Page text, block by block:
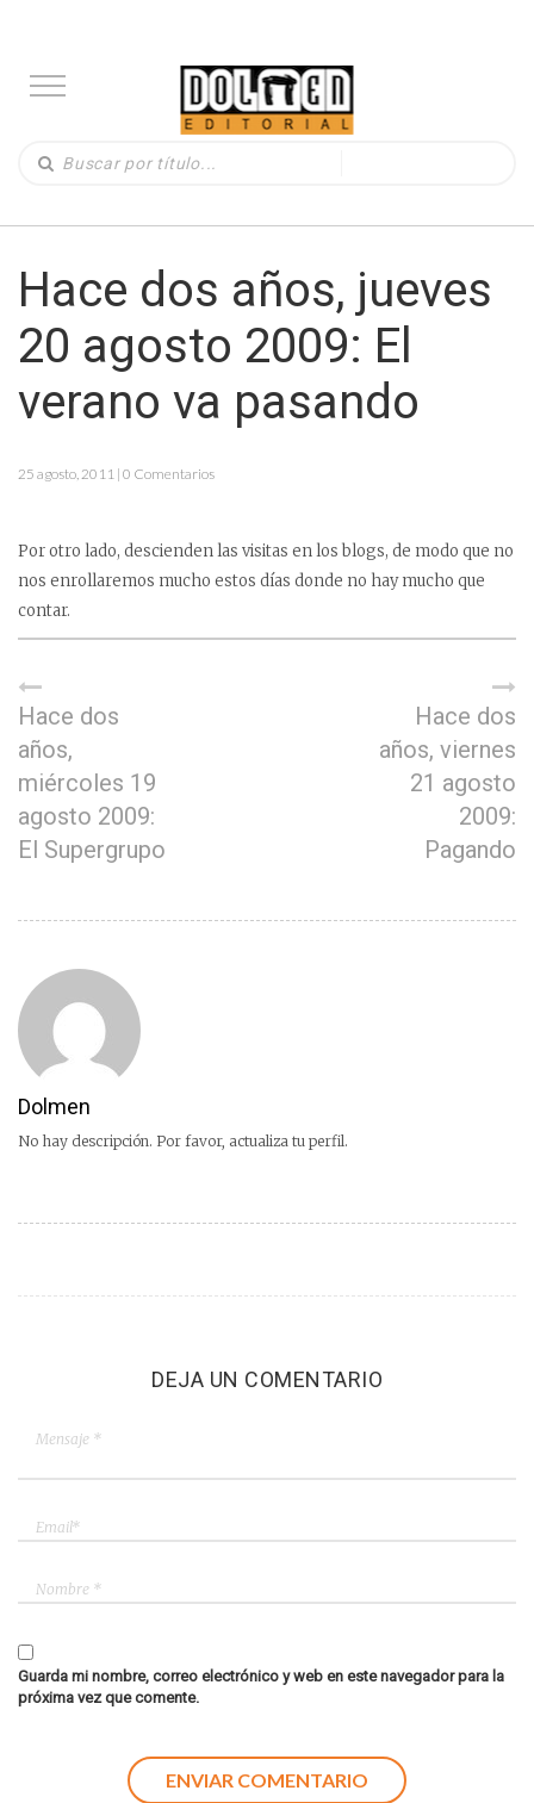
Hace dos años, jueves
20 agosto 2009: El
verano va pasando
25 agosto, 2011 | 0 Comentarios
Por otro lado, descienden las visitas en los blogs, de modo que no
nos enrollaremos mucho estos días donde no hay mucho que
contar.
Hace dos
años,
miércoles 19
agosto 2009:
El Supergrupo
Hace dos
años, viernes
21 agosto
2009:
Pagando
Dolmen
No hay descripción. Por favor, actualiza tu perfil.
DEJA UN COMENTARIO
Guarda mi nombre, correo electrónico y web en este navegador para la
próxima vez que comente.